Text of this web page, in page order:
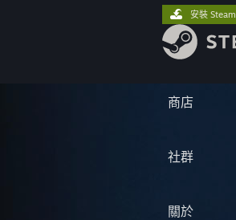
商店
社群
關於
安裝 Steam